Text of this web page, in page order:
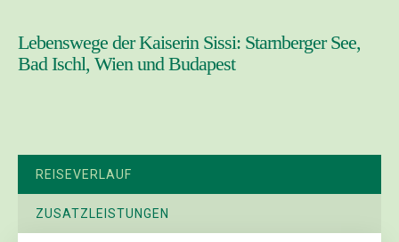
Lebenswege der Kaiserin Sissi: Starnberger See,
Bad Ischl, Wien und Budapest
REISEVERLAUF
ZUSATZLEISTUNGEN